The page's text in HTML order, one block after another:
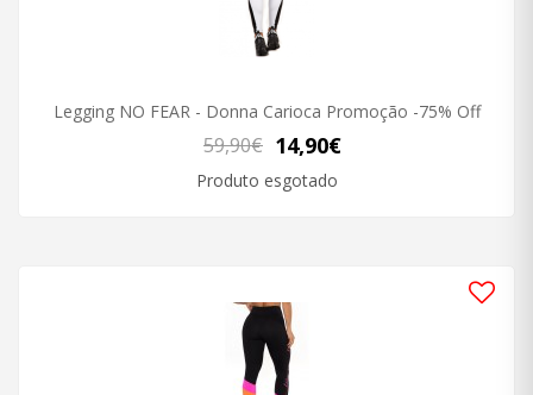
Legging NO FEAR - Donna Carioca Promoção -75% Off
14,90€
59,90€
Produto esgotado